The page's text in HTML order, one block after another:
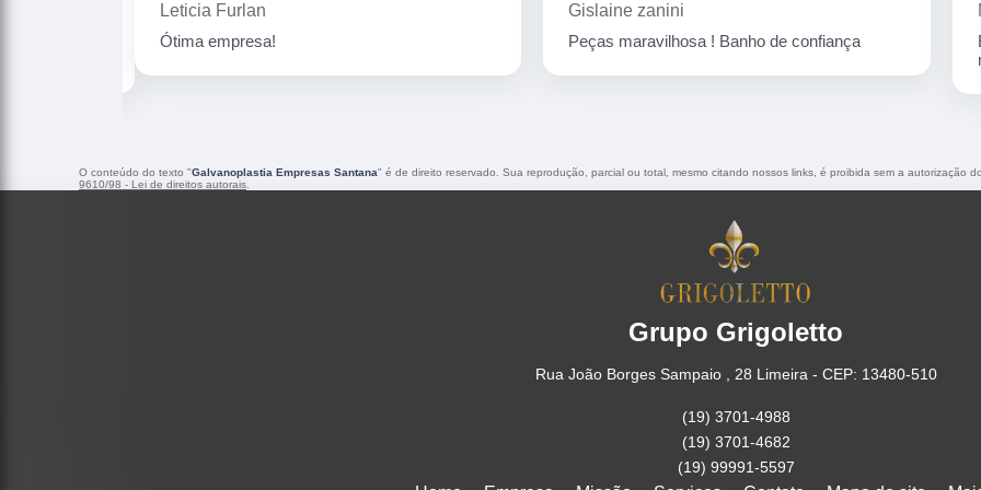
Gislaine zanini
Peças maravilhosa ! Banho de confiança
Marcelo Nicchio
Empresa corretíssima, banho de confiança
O conteúdo do texto "Galvanoplastia Empresas Santana" é de direito reservado. Sua reprodução, parcial ou total, mesmo citando nossos links, é proibida sem a autorização
9610/98 - Lei de direitos autorais
Grupo Grigoletto
Rua João Borges Sampaio , 28 Limeira - CEP: 13480-510
(19) 3701-4988
(19) 3701-4682
(19) 99991-5597